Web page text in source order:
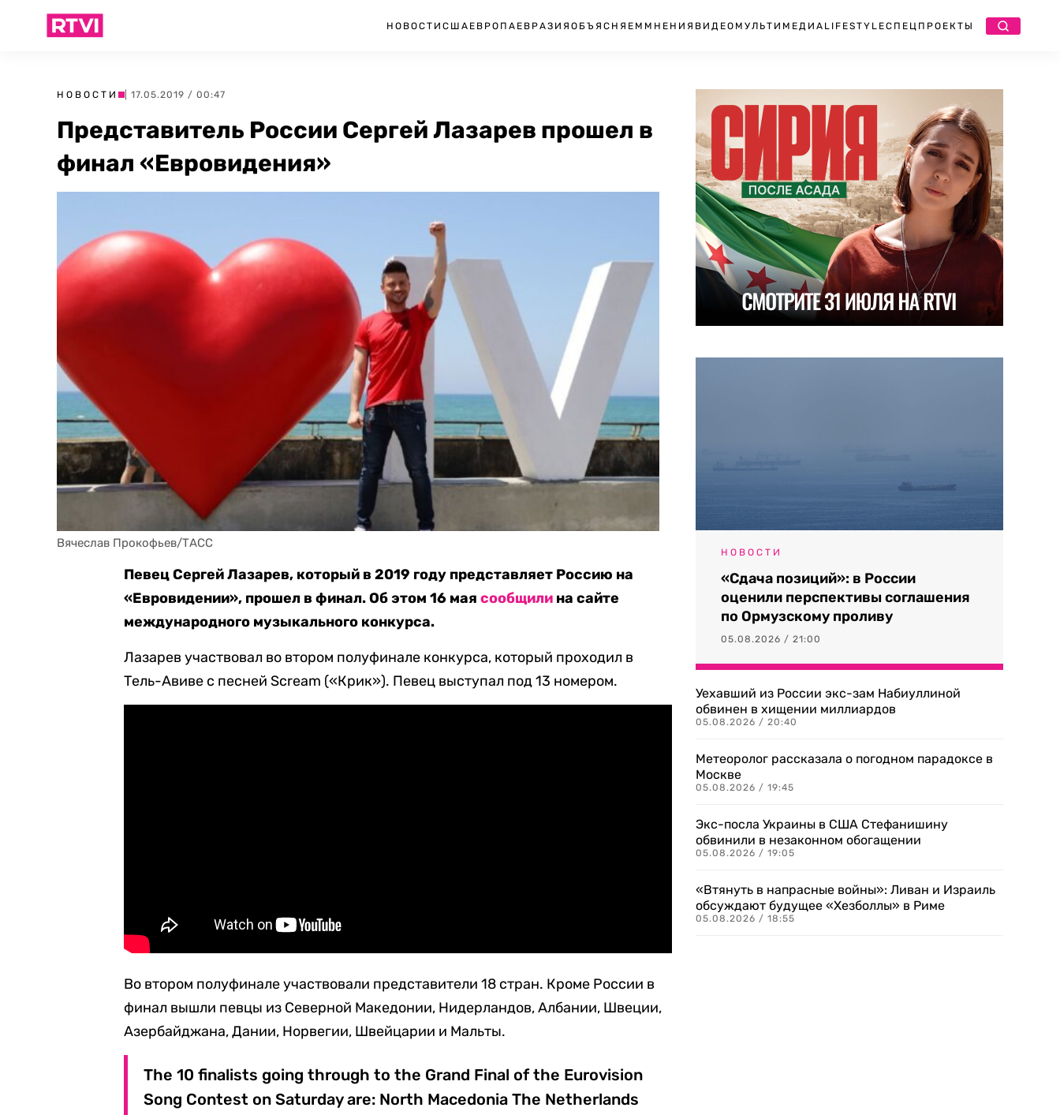
НОВОСТИ США ЕВРОПА ЕВРАЗИЯ ОБЪЯСНЯЕМ МНЕНИЯ ВИДЕО МУЛЬТИМЕДИА LIFESTYLEСПЕЦПРОЕКТЫ
НОВОСТИ | 17.05.2019 / 00:47
Представитель России Сергей Лазарев прошел в
финал «Евровидения»
Вячеслав Прокофьев/ТАСС
Певец Сергей Лазарев, который в 2019 году представляет Россию на
«Евровидении», прошел в финал. Об этом 16 маясообщили на сайте
международного музыкального конкурса.
Лазарев участвовал во втором полуфинале конкурса, который проходил в
Тель-Авиве с песней Scream («Крик»). Певец выступал под 13 номером.
Во втором полуфинале участвовали представители 18 стран. Кроме России в
финал вышли певцы из Северной Македонии, Нидерландов, Албании, Швеции,
Азербайджана, Дании, Норвегии, Швейцарии и Мальты.
The 10 finalists going through to the Grand Final of the Eurovision
Song Contest on Saturday are: North Macedonia The Netherlands
НОВОСТИ
«Сдача позиций»: в России
оценили перспективы соглашения
по Ормузскому проливу
05.08.2026 / 21:00
Уехавший из России экс-зам Набиуллиной
обвинен в хищении миллиардов
05.08.2026 / 20:40
Метеоролог рассказала о погодном парадоксе в
Москве
05.08.2026 / 19:45
Экс-посла Украины в США Стефанишину
обвинили в незаконном обогащении
05.08.2026 / 19:05
«Втянуть в напрасные войны»: Ливан и Израиль
обсуждают будущее «Хезболлы» в Риме
05.08.2026 / 18:55